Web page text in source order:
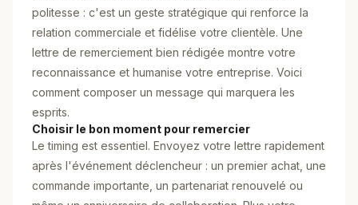
politesse : c'est un geste stratégique qui renforce la
relation commerciale et fidélise votre clientèle. Une
lettre de remerciement bien rédigée montre votre
reconnaissance et humanise votre entreprise. Voici
comment composer un message qui marquera les
esprits.
Choisir le bon moment pour remercier
Le timing est essentiel. Envoyez votre lettre rapidement
après l'événement déclencheur : un premier achat, une
commande importante, un partenariat renouvelé ou